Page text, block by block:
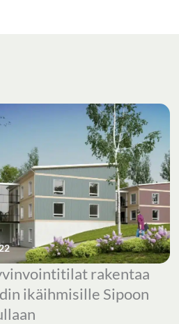
rakentaa
ikäihmisille Sipoon